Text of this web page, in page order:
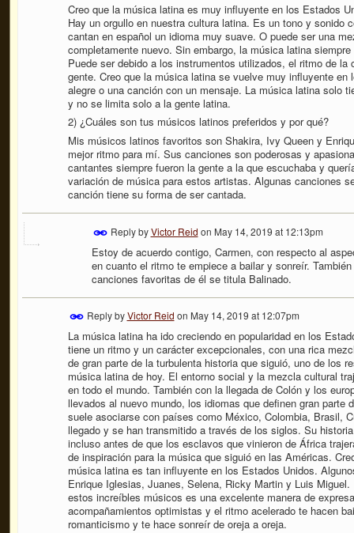
Creo que la música latina es muy influyente en los Estados
Hay un orgullo en nuestra cultura latina. Es un tono y sonido
cantan en español un idioma muy suave. O puede ser una
completamente nuevo. Sin embargo, la música latina
Puede ser debido a los instrumentos utilizados, el ritmo de
gente. Creo que la música latina se vuelve muy influyente
alegre o una canción con un mensaje. La música latina solo
y no se limita solo a la gente latina.
2) ¿Cuáles son tus músicos latinos preferidos y por qué?
Mis músicos latinos favoritos son Shakira, Ivy Queen y
mejor ritmo para mí. Sus canciones son poderosas y
cantantes siempre fueron la gente a la que escuchaba y
variación de música para estos artistas. Algunas canciones
canción tiene su forma de ser cantada.
Reply byVictor Reid on May 14, 2019 at 12:13pm
Estoy de acuerdo contigo, Carmen, con respecto al
en cuanto el ritmo te empiece a bailar y sonreír.
canciones favoritas de él se titula Balinado.
Reply byVictor Reid on May 14, 2019 at 12:07pm
La música latina ha ido creciendo en popularidad en los
tiene un ritmo y un carácter excepcionales, con una rica
de gran parte de la turbulenta historia que siguió, uno de los
música latina de hoy. El entorno social y la mezcla cultural
en todo el mundo. También con la llegada de Colón y los
llevados al nuevo mundo, los idiomas que definen gran
suele asociarse con países como México, Colombia, Brasil,
llegado y se han transmitido a través de los siglos. Su
incluso antes de que los esclavos que vinieron de África
de inspiración para la música que siguió en las Américas.
música latina es tan influyente en los Estados Unidos.
Enrique Iglesias, Juanes, Selena, Ricky Martin y Luis
estos increíbles músicos es una excelente manera de
acompañamientos optimistas y el ritmo acelerado te hacen
romanticismo y te hace sonreír de oreja a oreja.